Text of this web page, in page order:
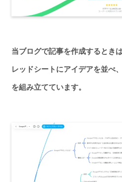
当ブログで記事を作成するとき
レッドシートにアイデアを並べ
を組み立てています。